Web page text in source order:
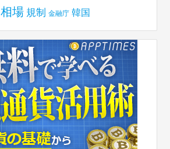
相場 規制 金融庁 韓国